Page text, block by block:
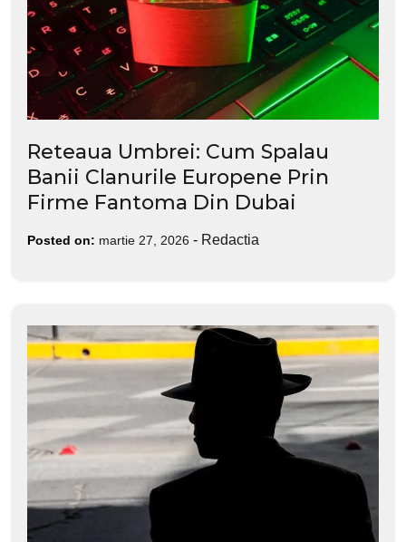
Reteaua Umbrei: Cum Spalau
Banii Clanurile Europene Prin
Firme Fantoma Din Dubai
Posted on: martie 27, 2026 - Redactia